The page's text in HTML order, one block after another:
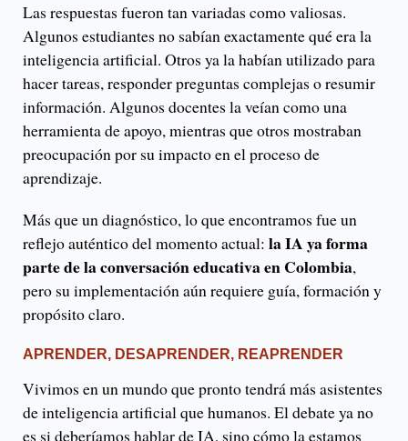
Las respuestas fueron tan variadas como valiosas.
Algunos estudiantes no sabían exactamente qué era la
inteligencia artificial. Otros ya la habían utilizado para
hacer tareas, responder preguntas complejas o resumir
información. Algunos docentes la veían como una
herramienta de apoyo, mientras que otros mostraban
preocupación por su impacto en el proceso de
aprendizaje.
Más que un diagnóstico, lo que encontramos fue un
reflejo auténtico del momento actual: la IA ya forma
parte de la conversación educativa en Colombia,
pero su implementación aún requiere guía, formación y
propósito claro.
APRENDER, DESAPRENDER, REAPRENDER
Vivimos en un mundo que pronto tendrá más asistentes
de inteligencia artificial que humanos. El debate ya no
es si deberíamos hablar de IA, sino cómo la estamos